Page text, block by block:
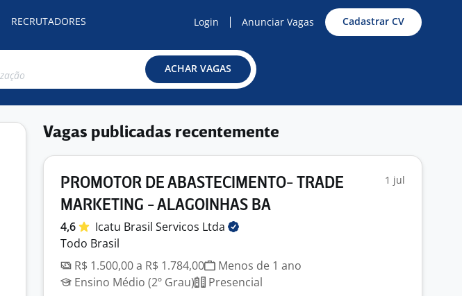
RECRUTADORES Login Anunciar Vagas Cadastrar CV
ACHAR VAGAS
Vagas publicadas recentemente
PROMOTOR DE ABASTECIMENTO- TRADE
MARKETING - ALAGOINHAS BA
1 jul
4,6 Icatu Brasil Servicos Ltda
Todo Brasil
R$ 1.500,00 a R$ 1.784,00
Menos de 1 ano
Ensino Médio (2º Grau)
Presencial